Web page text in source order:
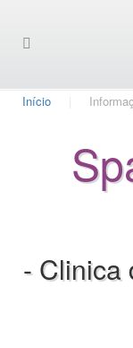
Início
- Clinica